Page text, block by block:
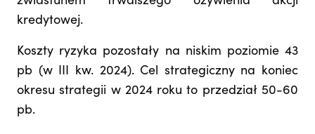
kredytowej.
Koszty ryzyka pozostały na niskim poziomie 43
pb (w III kw. 2024). Cel strategiczny na koniec
okresu strategii w 2024 roku to przedział 50-60
pb.